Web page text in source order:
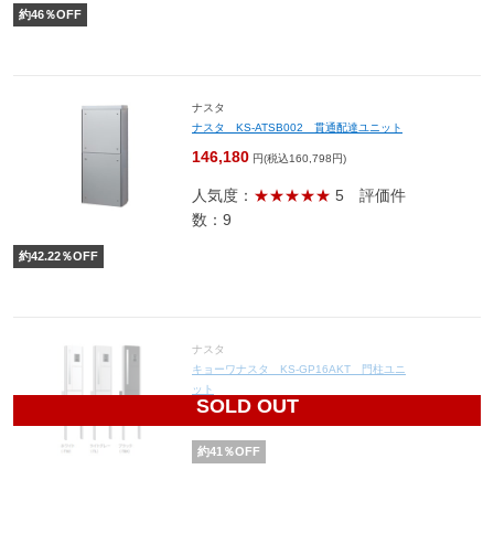
約46％OFF
ナスタ
ナスタ KS-ATSB002 貫通配達ユニット
146,180 円(税込160,798円)
人気度： ★★★★★ 5 評価件
数：9
約42.22％OFF
SOLD OUT
ナスタ
キョーワナスタ KS-GP16AKT 門柱ユニ
ット
117,410
約41 ％OFF